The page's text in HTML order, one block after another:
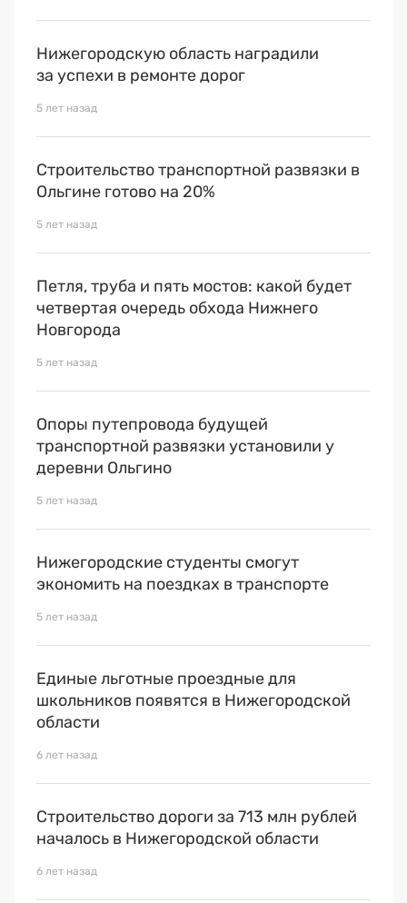
Нижегородскую область наградили
за успехи в ремонте дорог
5 лет назад
Строительство транспортной развязки в
Ольгине готово на 20%
5 лет назад
Петля, труба и пять мостов: какой будет
четвертая очередь обхода Нижнего
Новгорода
5 лет назад
Опоры путепровода будущей
транспортной развязки установили у
деревни Ольгино
5 лет назад
Нижегородские студенты смогут
экономить на поездках в транспорте
5 лет назад
Единые льготные проездные для
школьников появятся в Нижегородской
области
6 лет назад
Строительство дороги за 713 млн рублей
началось в Нижегородской области
6 лет назад